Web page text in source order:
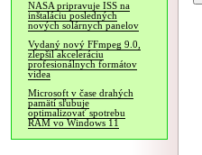
NASA pripravuje ISS na
inštaláciu posledných
nových solárnych panelov
Vydaný nový FFmpeg 9.0,
zlepšil akceleráciu
profesionálnych formátov
videa
Microsoft v čase drahých
pamätí sľubuje
optimalizovať spotrebu
RAM vo Windows 11